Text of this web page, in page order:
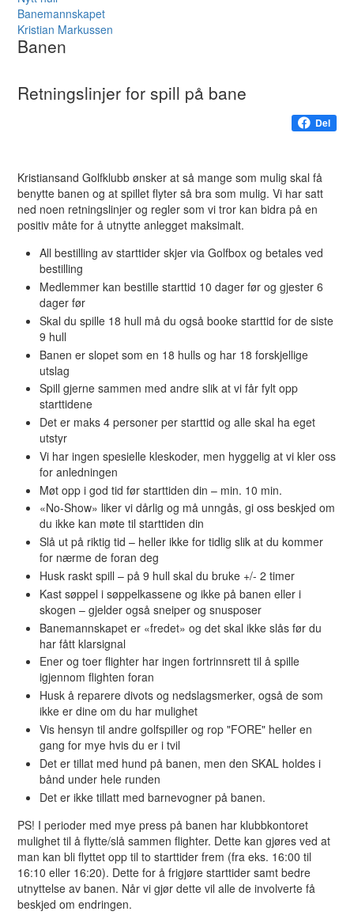
Banemannskapet
Kristian Markussen
Banen
Retningslinjer for spill på bane
Del
Kristiansand Golfklubb ønsker at så mange som mulig skal få
benytte banen og at spillet flyter så bra som mulig. Vi har satt
ned noen retningslinjer og regler som vi tror kan bidra på en
positiv måte for å utnytte anlegget maksimalt.
All bestilling av starttider skjer via Golfbox og betales ved
bestilling
Medlemmer kan bestille starttid 10 dager før og gjester 6
dager før
Skal du spille 18 hull må du også booke starttid for de siste
9 hull
Banen er slopet som en 18 hulls og har 18 forskjellige
utslag
Spill gjerne sammen med andre slik at vi får fylt opp
starttidene
Det er maks 4 personer per starttid og alle skal ha eget
utstyr
Vi har ingen spesielle kleskoder, men hyggelig at vi kler oss
for anledningen
Møt opp i god tid før starttiden din – min. 10 min.
«No-Show» liker vi dårlig og må unngås, gi oss beskjed om
du ikke kan møte til starttiden din
Slå ut på riktig tid – heller ikke for tidlig slik at du kommer
for nærme de foran deg
Husk raskt spill – på 9 hull skal du bruke +/- 2 timer
Kast søppel i søppelkassene og ikke på banen eller i
skogen – gjelder også sneiper og snusposer
Banemannskapet er «fredet» og det skal ikke slås før du
har fått klarsignal
Ener og toer flighter har ingen fortrinnsrett til å spille
igjennom flighten foran
Husk å reparere divots og nedslagsmerker, også de som
ikke er dine om du har mulighet
Vis hensyn til andre golfspiller og rop "FORE" heller en
gang for mye hvis du er i tvil
Det er tillat med hund på banen, men den SKAL holdes i
bånd under hele runden
Det er ikke tillatt med barnevogner på banen.
PS! I perioder med mye press på banen har klubbkontoret
mulighet til å flytte/slå sammen flighter. Dette kan gjøres ved at
man kan bli flyttet opp til to starttider frem (fra eks. 16:00 til
16:10 eller 16:20). Dette for å frigjøre starttider samt bedre
utnyttelse av banen. Når vi gjør dette vil alle de involverte få
beskjed om endringen.